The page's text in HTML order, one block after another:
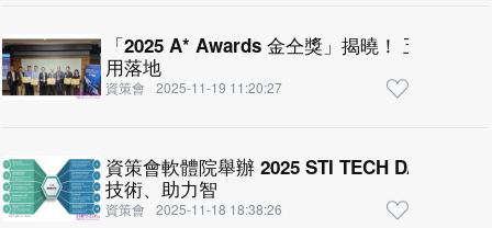
「2025 A* Awards 金仝獎」揭曉！ 五大學研團隊以多元數據引領智慧應
用落地
資策會 2025-11-19 11:20:27
資策會軟體院舉辦 2025 STI TECH DAY 技術展示登場 發布
技術、助力智
資策會 2025-11-18 18:38:26